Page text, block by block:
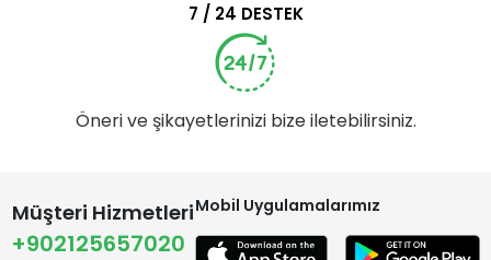
7 / 24 DESTEK
Öneri ve şikayetlerinizi bize iletebilirsiniz.
Müşteri Hizmetleri
+902125657020
Mobil Uygulamalarımız